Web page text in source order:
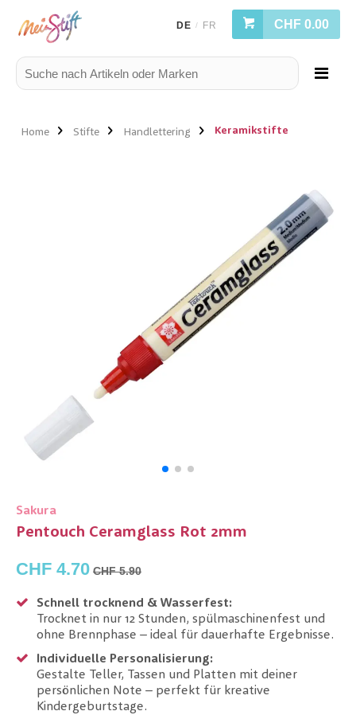
DE / FR CHF 0.00
Home Stifte Handlettering Keramikstifte
Sakura
Pentouch Ceramglass Rot 2mm
CHF 4.70 CHF 5.90
Schnell trocknend & Wasserfest:
Trocknet in nur 12 Stunden, spülmaschinenfest und
ohne Brennphase – ideal für dauerhafte Ergebnisse.
Individuelle Personalisierung:
Gestalte Teller, Tassen und Platten mit deiner
persönlichen Note – perfekt für kreative
Kindergeburtstage.